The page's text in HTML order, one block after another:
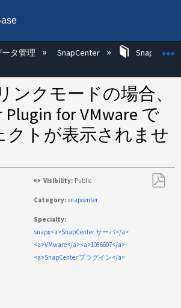
階層を展開/折りたたむ
ータ管理 SnapCenter SnapCenter
ンクモードの場合、
Plugin for VMware で
クトが表示されませ
Visibility: Public
Category: snapcenter
Specialty:
snapx<a>SnapCenter サーバ</a>
<a>VMware</a><a>1086607</a>
<a>SnapCenter プラグイン</a>